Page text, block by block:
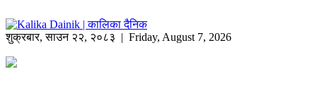
शुक्रबार,साउन २२, २०८३ | Friday, August 7, 2026